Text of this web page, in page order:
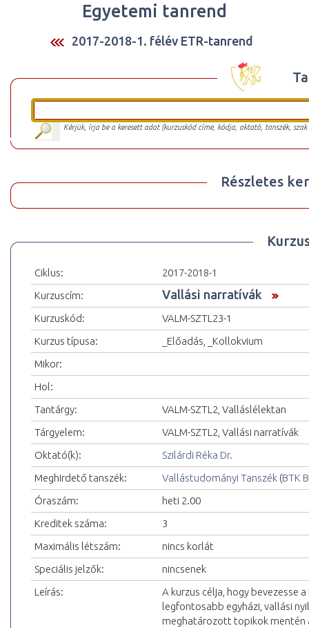
Egyetemi tanrend
2017-2018-1. félév ETR-tanrend
Kérjük, írja be a keresett adat (kurzuskód címe, kódja, oktató, tanszék,
Részletes
Ciklus:
2017-2018-1
Kurzuscím:
Vallási narratívák
Kurzuskód:
VALM-SZTL23-1
Kurzus típusa:
_Előadás, _Kollokvium
Mikor:
Hol:
Tantárgy:
VALM-SZTL2, Valláslélektan
Tárgyelem:
VALM-SZTL2, Vallási narratívák
Oktató(k):
Szilárdi Réka Dr.
Meghirdető tanszék:
Vallástudományi Tanszék (BTK
Óraszám:
heti 2.00
Kreditek száma:
3
Maximális létszám:
nincs korlát
Speciális jelzők:
nincsenek
Leírás:
A kurzus célja, hogy bevezesse
legfontosabb egyházi, vallási
meghatározott topikok mentén